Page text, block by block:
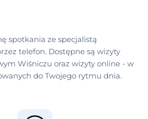
spotkania ze specjalistą
telefon. Dostępne są wizyty
Wiśniczu oraz wizyty online - w
do Twojego rytmu dnia.